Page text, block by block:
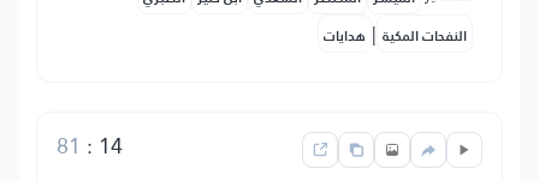
النفحات المكية | هدايات
14
:
81